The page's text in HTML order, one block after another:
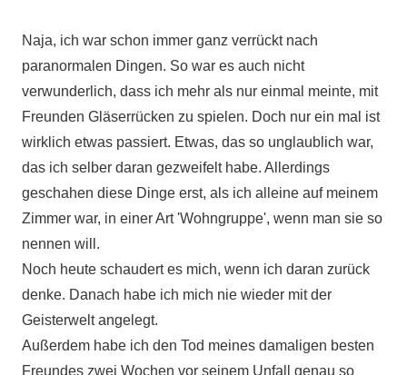
Naja, ich war schon immer ganz verrückt nach
paranormalen Dingen. So war es auch nicht
verwunderlich, dass ich mehr als nur einmal meinte, mit
Freunden Gläserrücken zu spielen. Doch nur ein mal ist
wirklich etwas passiert. Etwas, das so unglaublich war,
das ich selber daran gezweifelt habe. Allerdings
geschahen diese Dinge erst, als ich alleine auf meinem
Zimmer war, in einer Art 'Wohngruppe', wenn man sie so
nennen will.
Noch heute schaudert es mich, wenn ich daran zurück
denke. Danach habe ich mich nie wieder mit der
Geisterwelt angelegt.
Außerdem habe ich den Tod meines damaligen besten
Freundes zwei Wochen vor seinem Unfall genau so